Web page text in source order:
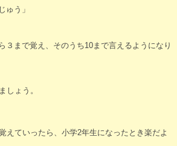
ゅう」
まで覚え、そのうち10まで言えるようになり
しょう。
えていったら、小学2年生になったとき楽だよ